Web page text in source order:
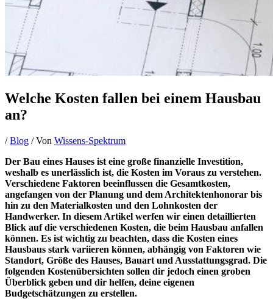
Welche Kosten fallen bei einem Hausbau
an?
/Blog / Von Wissens-Spektrum
Der Bau eines Hauses ist eine große finanzielle Investition,
weshalb es unerlässlich ist, die Kosten im Voraus zu verstehen.
Verschiedene Faktoren beeinflussen die Gesamtkosten,
angefangen von der Planung und dem Architektenhonorar bis
hin zu den Materialkosten und den Lohnkosten der
Handwerker. In diesem Artikel werfen wir einen detaillierten
Blick auf die verschiedenen Kosten, die beim Hausbau anfallen
können. Es ist wichtig zu beachten, dass die Kosten eines
Hausbaus stark variieren können, abhängig von Faktoren wie
Standort, Größe des Hauses, Bauart und Ausstattungsgrad. Die
folgenden Kostenübersichten sollen dir jedoch einen groben
Überblick geben und dir helfen, deine eigenen
Budgetschätzungen zu erstellen.